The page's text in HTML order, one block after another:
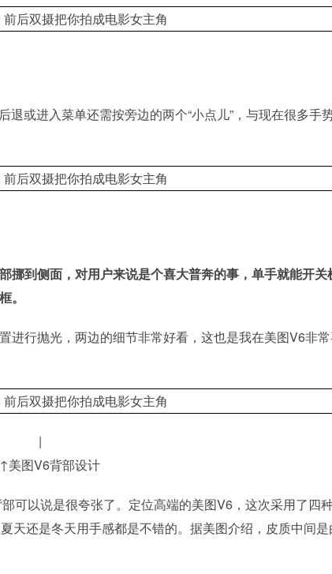
或进入菜单还需按旁边的两个“小点儿”，与现在很多手
到侧面，对用户来说是个喜大普奔的事，单手就能开关
。
进行抛光，两边的细节非常好看，这也是我在美图V6非
|
美图V6背部设计
可以说是很夸张了。定位高端的美图V6，这次采用了四
天还是冬天用手感都是不错的。据美图介绍，皮质中间是